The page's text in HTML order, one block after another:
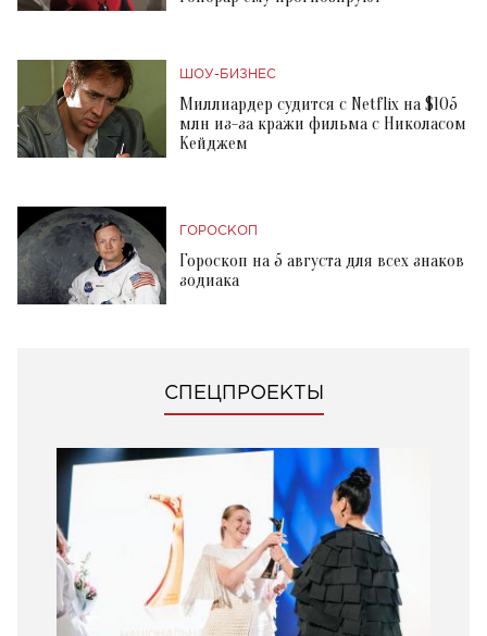
ШОУ-БИЗНЕС
Миллиардер судится с Netflix на $105
млн из-за кражи фильма с Николасом
Кейджем
ГОРОСКОП
Гороскоп на 5 августа для всех знаков
зодиака
СПЕЦПРОЕКТЫ